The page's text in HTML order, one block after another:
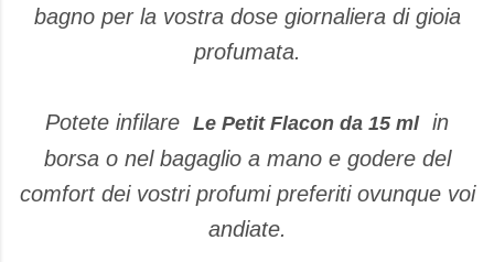
bagno per la vostra dose giornaliera di gioia
profumata.
Potete infilare Le Petit Flacon da 15 mlin
borsa o nel bagaglio a mano e godere del
comfort dei vostri profumi preferiti ovunque voi
andiate.